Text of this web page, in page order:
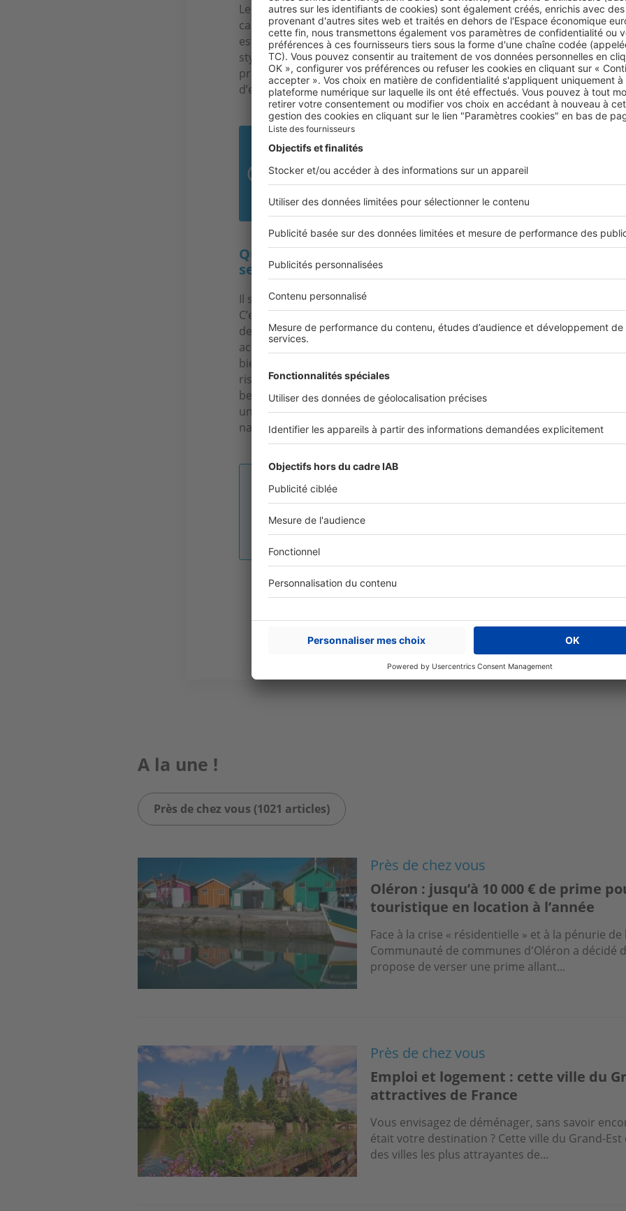
Le premier critère est la situation du bien. L’environnement et le lieu
caractère exceptionnel au bien. La vue, par exemple sur la montagne
est également une des caractéristiques des biens de prestige dans notre
style d’architecture et les prestations viennent ensuite. Ce type de biens
prix est élevé. Les acheteurs doivent disposer d’un budget supérieur à 3
d’euros.
10 %
C’est la proportion de clients étrangers qui s’offrent des biens
d’exception à Aix-en-Provence.
Quel est l’état actuel du marché des villas d’exception
secteur ?
Il se porte extrêmement bien. La crise sanitaire n’a eu aucun impact sur
C’est même tout à fait le contraire. Depuis 2 ans, il s’est fortement
demande pour des villas d’exception n’a ainsi jamais été aussi forte. Il
acheteurs perçoivent ce type de biens comme des investissements sûrs.
bien d’exception permet, en effet, de diversifier son patrimoine sans
risques. Il ne faut pas négliger non plus les achats plaisirs. Suite aux
beaucoup de familles souhaitent aujourd’hui profiter de logements
un bel environnement et, si possible, au soleil. Notre secteur est donc,
naturellement, une destination de choix.
Image
Pierre-André Scandolera
Directeur
Partager sur
Plus de conseils expert immobilier
A la une !
Près de chez vous (1021 articles)
Près de chez vous
Oléron : jusqu’à 10 000 € de prime
touristique en location à l’année
Face à la crise « résidentielle » et à la pénurie
Communauté de communes d'Oléron a décidé
propose de verser une prime allant...
Image
Près de chez vous
Emploi et logement : cette ville du
attractives de France
Vous envisagez de déménager, sans savoir
était votre destination ? Cette ville du Grand-
des villes les plus attrayantes de...